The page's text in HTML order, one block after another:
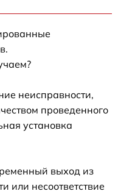
неисправности,
проведенного
установка
выход из
или несоответствие